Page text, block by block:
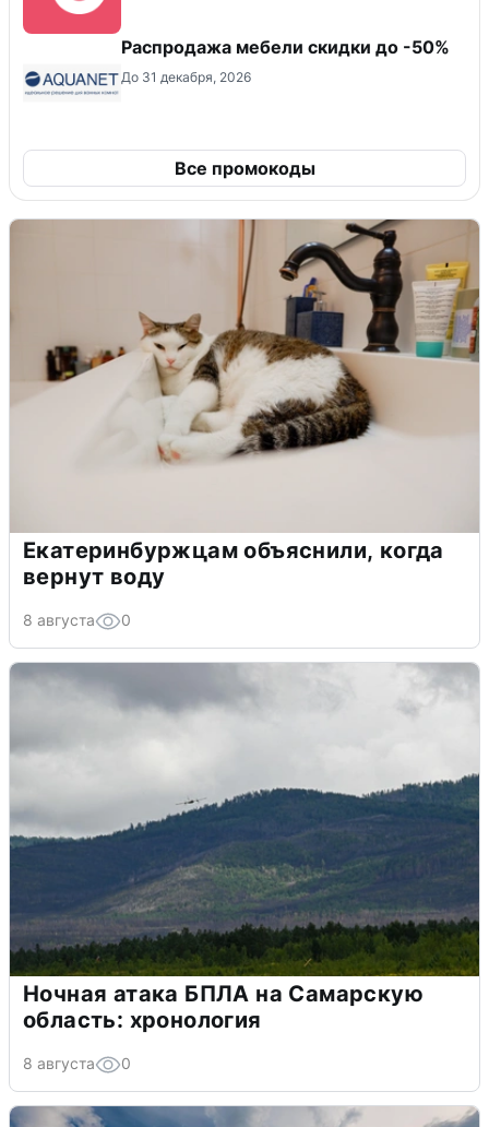
Распродажа мебели скидки до -50%
До 31 декабря, 2026
Все промокоды
Екатеринбуржцам объяснили, когда
вернут воду
8 августа 0
Ночная атака БПЛА на Самарскую
область: хронология
8 августа 0